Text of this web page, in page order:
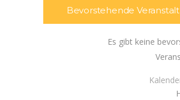
Bevorstehende
Es gibt keine